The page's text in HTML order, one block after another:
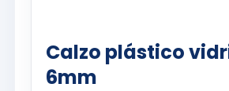
Calzo plástico
6mm